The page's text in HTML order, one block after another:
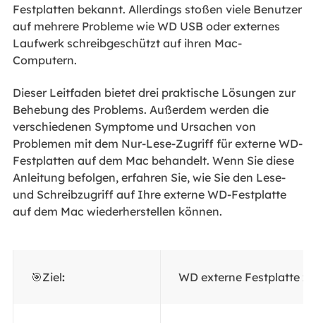
Festplatten bekannt. Allerdings stoßen viele Benutzer
auf mehrere Probleme wie WD USB oder externes
Laufwerk schreibgeschützt auf ihren Mac-
Computern.
Dieser Leitfaden bietet drei praktische Lösungen zur
Behebung des Problems. Außerdem werden die
verschiedenen Symptome und Ursachen von
Problemen mit dem Nur-Lese-Zugriff für externe WD-
Festplatten auf dem Mac behandelt. Wenn Sie diese
Anleitung befolgen, erfahren Sie, wie Sie den Lese-
und Schreibzugriff auf Ihre externe WD-Festplatte
auf dem Mac wiederherstellen können.
🎯Ziel: WD externe Festplatte